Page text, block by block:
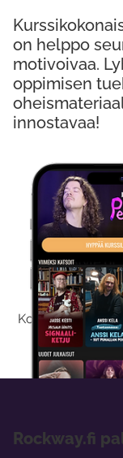
Kokeilemalla
on helppo
motivoivaa.
oppimisen
innostavaa!
Rockway.fi